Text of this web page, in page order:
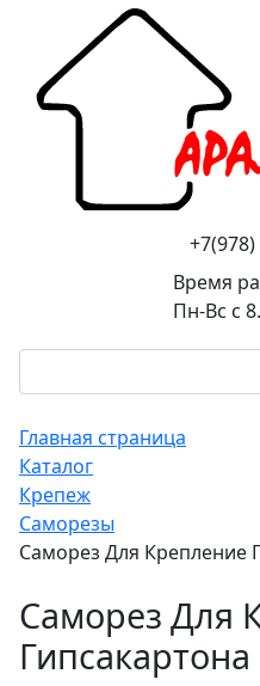
Время
Пн-Вс с
Главная страница
Каталог
Крепеж
Саморезы
Саморез Для Крепление
Саморез Для
Гипсакартона